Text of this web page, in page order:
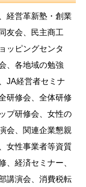
経営革新塾・創業
友会、民主商工
ッピングセンタ
、各地域の勉強
JA経営者セミナ
研修会、全体研修
プ研修会、女性の
会、関連企業懇親
女性事業者等資質
、経済セミナー、
講演会、消費税転